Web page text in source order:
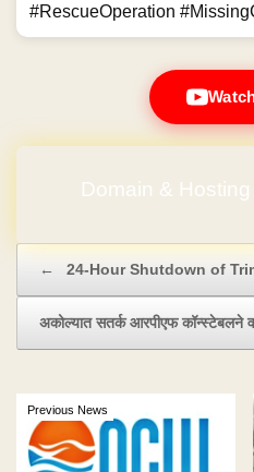
#RescueOperation
Domain &
← 24-Hour Shutdown of
अकोल्यात सतर्क आरपीएफ कॉन्स्टेबलने
Previous News